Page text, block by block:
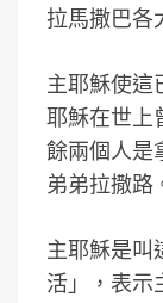
拉馬撒巴各
主耶穌使這
耶穌在世上
餘兩個人是
弟弟拉撒路
主耶穌是叫
活」，表示